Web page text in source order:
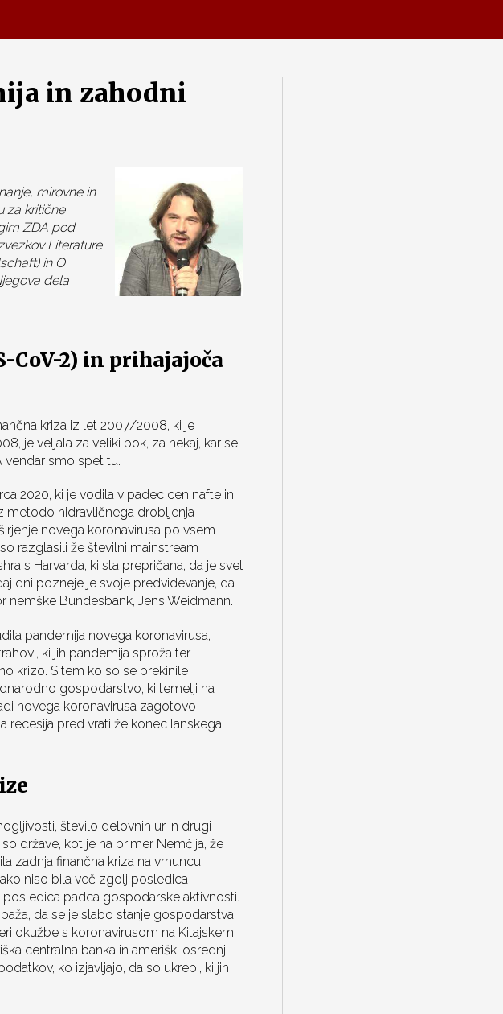
in zahodni
mirovne in
za kritične
ZDA pod
Literature
in O
dela
CoV-2) in prihajajoča
kriza iz let 2007/2008, ki je
je veljala za veliki pok, za nekaj, kar se
vendar smo spet tu.
2020, ki je vodila v padec cen nafte in
metodo hidravličnega drobljenja
novega koronavirusa po vsem
razglasili že številni mainstream
s Harvarda, ki sta prepričana, da je svet
dni pozneje je svoje predvidevanje, da
nemške Bundesbank, Jens Weidmann.
pandemija novega koronavirusa,
ki jih pandemija sproža ter
krizo. S tem ko so se prekinile
gospodarstvo, ki temelji na
novega koronavirusa zagotovo
recesija pred vrati že konec lanskega
število delovnih ur in drugi
države, kot je na primer Nemčija, že
zadnja finančna kriza na vrhuncu.
niso bila več zgolj posledica
padca gospodarske aktivnosti.
da se je slabo stanje gospodarstva
okužbe s koronavirusom na Kitajskem
centralna banka in ameriški osrednji
ko izjavljajo, da so ukrepi, ki jih